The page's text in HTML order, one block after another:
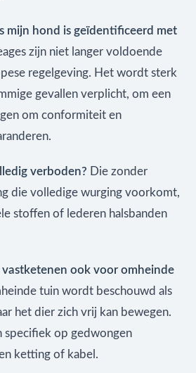
mijn hond is geïdentificeerd met
zijn niet langer voldoende
regelgeving. Het wordt sterk
gevallen verplicht, om een
om conformiteit en
verboden? Die zonder
die volledige wurging voorkomt,
stoffen of lederen halsbanden
ook voor omheinde
tuin wordt beschouwd als
het dier zich vrij kan bewegen.
specifiek op gedwongen
ketting of kabel.